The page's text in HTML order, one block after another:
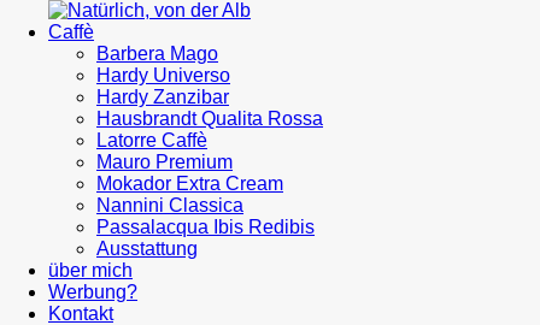
Caffè
Barbera Mago
Hardy Universo
Hardy Zanzibar
Hausbrandt Qualita Rossa
Latorre Caffè
Mauro Premium
Mokador Extra Cream
Nannini Classica
Passalacqua Ibis Redibis
Ausstattung
über mich
Werbung?
Kontakt